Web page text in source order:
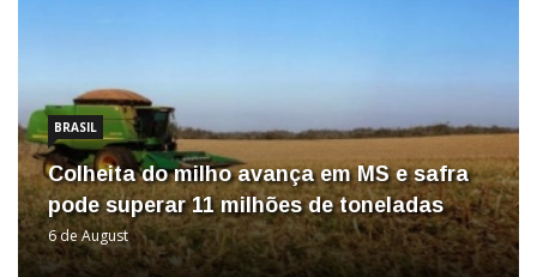
BRASIL
Colheita do milho avança em MS e safra
pode superar 11 milhões de toneladas
6 de August